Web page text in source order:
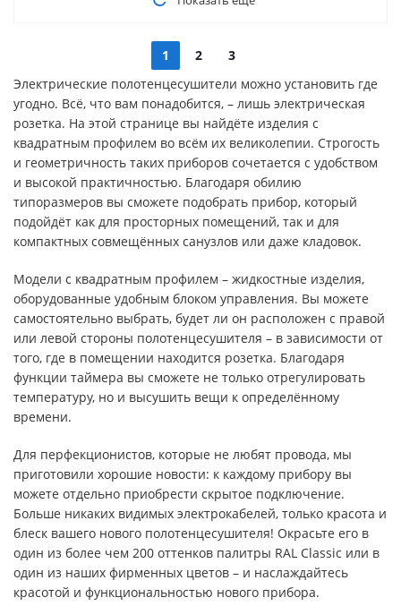
1 2
3
Электрические полотенцесушители можно установить где
угодно. Всё, что вам понадобится, – лишь электрическая
розетка. На этой странице вы найдёте изделия с
квадратным профилем во всём их великолепии. Строгость
и геометричность таких приборов сочетается с удобством
и высокой практичностью. Благодаря обилию
типоразмеров вы сможете подобрать прибор, который
подойдёт как для просторных помещений, так и для
компактных совмещённых санузлов или даже кладовок.
Модели с квадратным профилем – жидкостные изделия,
оборудованные удобным блоком управления. Вы можете
самостоятельно выбрать, будет ли он расположен с правой
или левой стороны полотенцесушителя – в зависимости от
того, где в помещении находится розетка. Благодаря
функции таймера вы сможете не только отрегулировать
температуру, но и высушить вещи к определённому
времени.
Для перфекционистов, которые не любят провода, мы
приготовили хорошие новости: к каждому прибору вы
можете отдельно приобрести скрытое подключение.
Больше никаких видимых электрокабелей, только красота и
блеск вашего нового полотенцесушителя! Окрасьте его в
один из более чем 200 оттенков палитры RAL Classic или в
один из наших фирменных цветов – и наслаждайтесь
красотой и функциональностью нового прибора.